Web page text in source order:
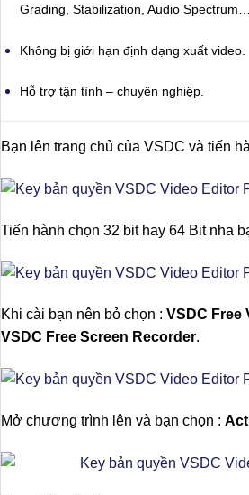
Grading, Stabilization, Audio
Không bị giới hạn định dạng xuất video.
Hỗ trợ tận tình – chuyên nghiệp.
Bạn lên trang chủ của VSDC và tiến
Tiến hành chọn 32 bit hay 64 Bit nha
Khi cài bạn nên bỏ chọn : VSDC Free
VSDC Free Screen Recorder.
Mở chương trình lên và bạn chọn :